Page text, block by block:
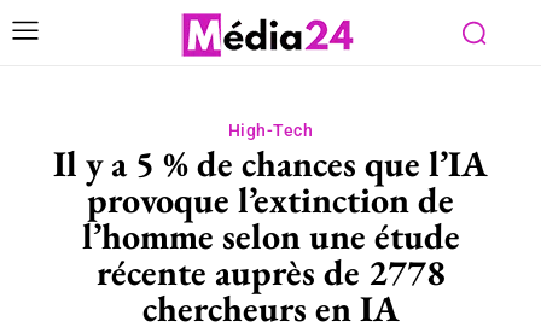
High-Tech
Il y a 5 % de chances que l’IA
provoque l’extinction de
l’homme selon une étude
récente auprès de 2778
chercheurs en IA